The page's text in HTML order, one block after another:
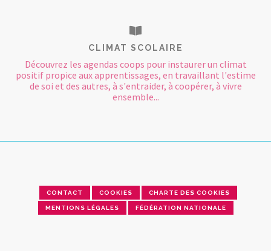
CLIMAT SCOLAIRE
Découvrez les agendas coops pour instaurer un climat
positif propice aux apprentissages, en travaillant l'estime
de soi et des autres, à s'entraider, à coopérer, à vivre
ensemble...
CONTACT COOKIES CHARTE DES COOKIES
MENTIONS LÉGALES FÉDÉRATION NATIONALE